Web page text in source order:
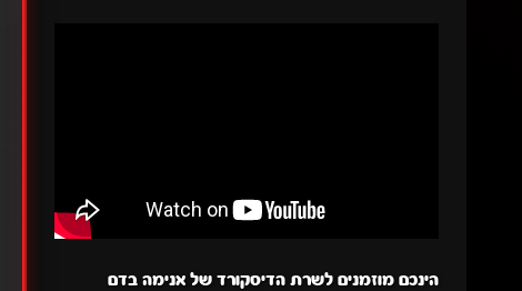
הינכם מוזמנים לשרת הדיסקורד של אנימה בדם